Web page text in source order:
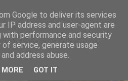
Google to deliver its services
IP address and user-agent are
with performance and security
service, generate usage
address abuse.
MORE GOT IT